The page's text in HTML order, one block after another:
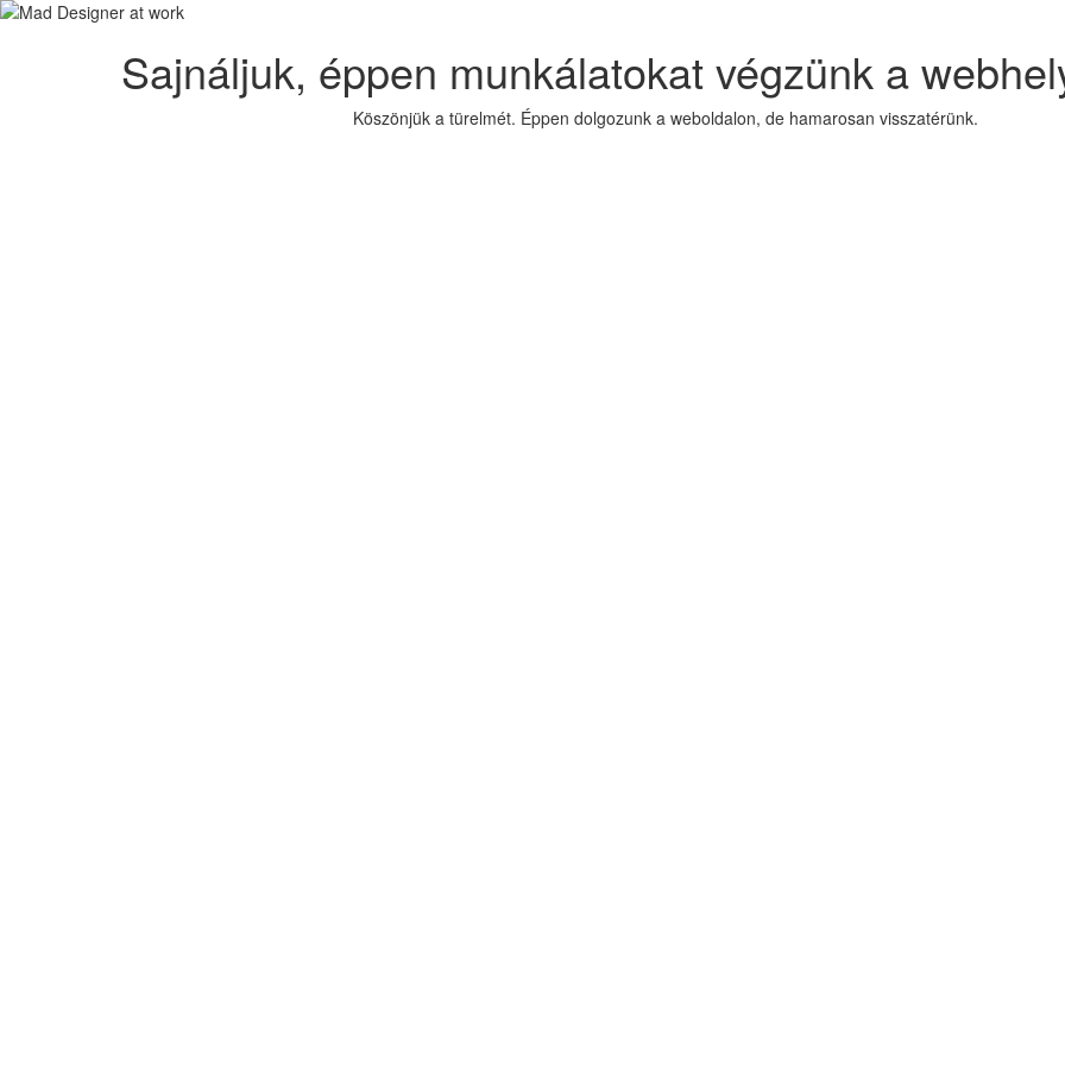
Sajnáljuk, éppen munkálatokat végzünk a
Köszönjük a türelmét. Éppen dolgozunk a weboldalon, de hamarosan visszatérünk.